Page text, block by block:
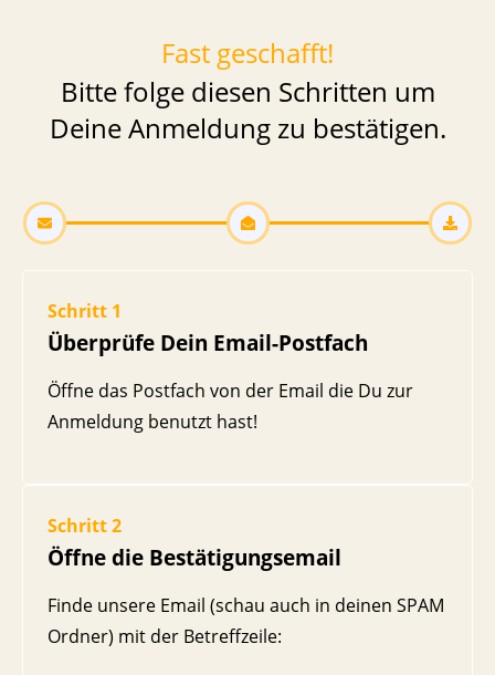
Fast geschafft!
Bitte folge diesen Schritten um
Deine Anmeldung zu bestätigen.
Schritt 1
Überprüfe Dein Email-Postfach
Öffne das Postfach von der Email die Du zur
Anmeldung benutzt hast!
Schritt 2
Öffne die Bestätigungsemail
Finde unsere Email (schau auch in deinen SPAM
Ordner) mit der Betreffzeile: